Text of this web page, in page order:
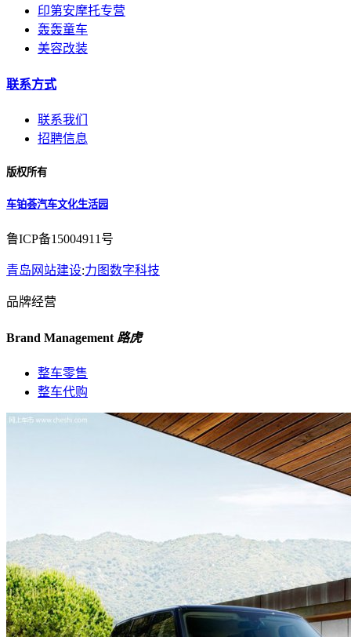
印第安摩托专营
轰轰童车
美容改装
联系方式
联系我们
招聘信息
版权所有
车铂荟汽车文化生活园
鲁ICP备15004911号
青岛网站建设:力图数字科技
品牌经营
Brand Management 路虎
整车零售
整车代购